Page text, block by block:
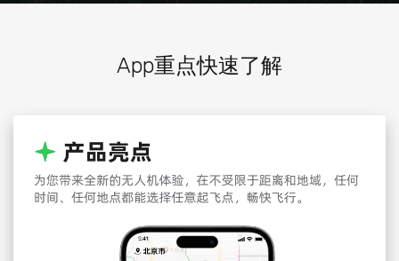
App重点快速了解